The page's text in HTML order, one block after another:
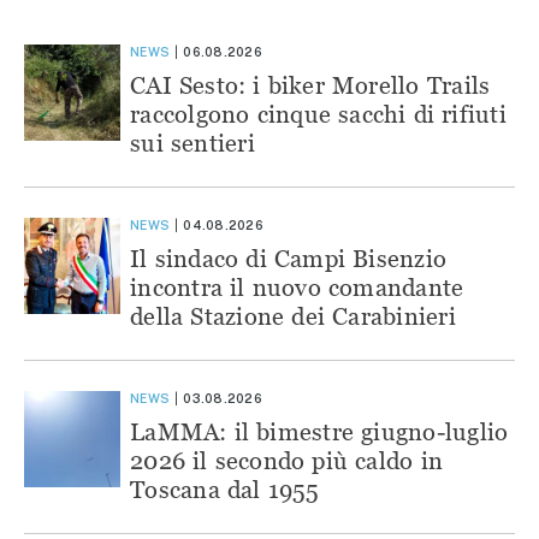
NEWS 06.08.2026
CAI Sesto: i biker Morello Trails
raccolgono cinque sacchi di rifiuti
sui sentieri
NEWS 04.08.2026
Il sindaco di Campi Bisenzio
incontra il nuovo comandante
della Stazione dei Carabinieri
NEWS 03.08.2026
LaMMA: il bimestre giugno-luglio
2026 il secondo più caldo in
Toscana dal 1955